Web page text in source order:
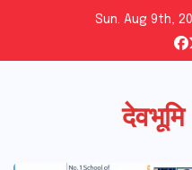
content
Sun. Aug 9th,